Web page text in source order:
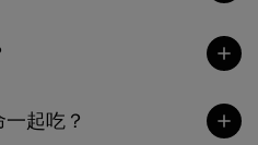
起吃？